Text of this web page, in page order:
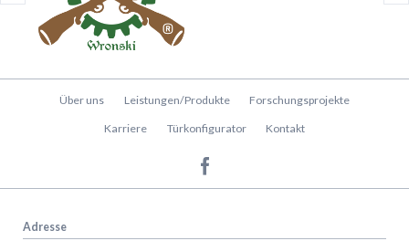
Navigation
Über uns Leistungen/Produkte Forschungsprojekte
Karriere Türkonfigurator Kontakt
Adresse